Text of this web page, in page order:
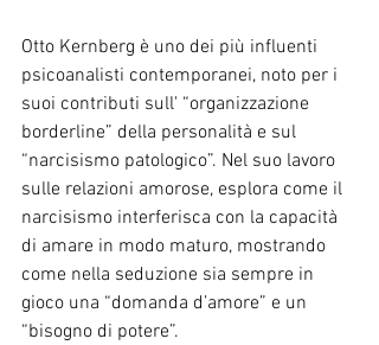
Otto Kernberg è uno dei più influenti
psicoanalisti contemporanei, noto per i
suoi contributi sull' “organizzazione
borderline” della personalità e sul
“narcisismo patologico”. Nel suo lavoro
sulle relazioni amorose, esplora come il
narcisismo interferisca con la capacità
di amare in modo maturo, mostrando
come nella seduzione sia sempre in
gioco una “domanda d’amore” e un
“bisogno di potere”.